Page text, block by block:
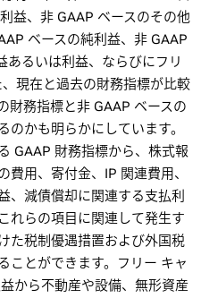
益、非 GAAP ベースのその他
ベースの純利益、非 GAAP
あるいは利益、ならびにフリ
現在と過去の財務指標が比較
財務指標と非 GAAP ベースの
かも明らかにしています。
GAAP 財務指標から、株式報
用、寄付金、IP 関連費用、
、減債償却に関連する支払利
れらの項目に関連して発生す
た税制優遇措置および外国税
ことができます。フリー キャ
から不動産や設備、無形資産